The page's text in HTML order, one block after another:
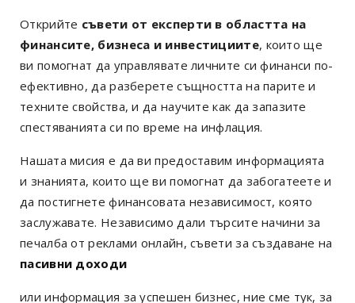
Открийте съвети от експерти в областта на
финансите, бизнеса и инвестициите, които ще
ви помогнат да управлявате личните си финанси по-
ефективно, да разберете същността на парите и
техните свойства, и да научите как да запазите
спестяванията си по време на инфлация.
Нашата мисия е да ви предоставим информацията
и знанията, които ще ви помогнат да забогатеете и
да постигнете финансовата независимост, която
заслужавате. Независимо дали търсите начини за
печалба от реклами онлайн, съвети за създаване на
пасивни доходи
или информация за успешен бизнес, ние сме тук, за